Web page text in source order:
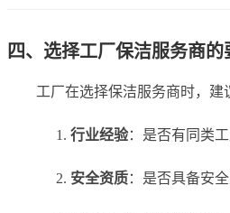
四、选择工厂保洁服务商的
工厂在选择保洁服务商时，建
行业经验：是否有同类
安全资质：是否具备安